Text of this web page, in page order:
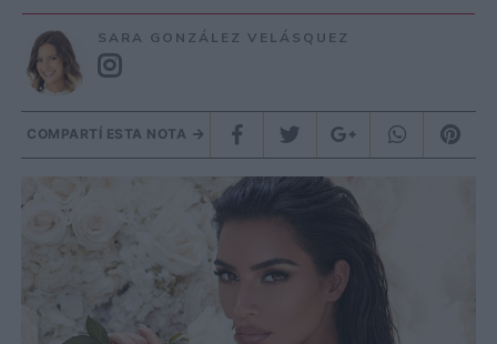
SARA GONZÁLEZ VELÁSQUEZ
COMPARTÍ ESTA NOTA